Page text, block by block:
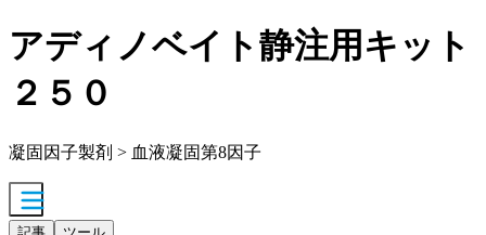
アディノベイト静注用キット
２５０
凝固因子製剤 > 血液凝固第8因子